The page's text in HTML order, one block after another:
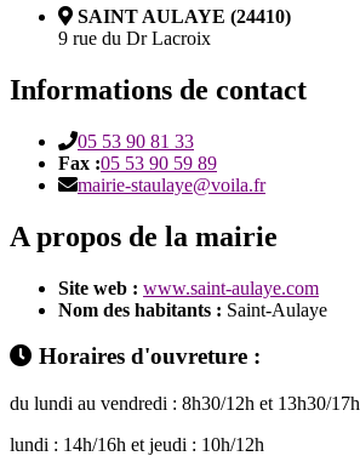
SAINT AULAYE (24410)
9 rue du Dr Lacroix
Informations de contact
05 53 90 81 33
Fax :05 53 90 59 89
mairie-staulaye@voila.fr
A propos de la mairie
Site web : www.saint-aulaye.com
Nom des habitants : Saint-Aulaye
Horaires d'ouvreture :
du lundi au vendredi : 8h30/12h et 13h30/17h
lundi : 14h/16h et jeudi : 10h/12h